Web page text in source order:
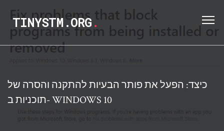
TINYSTM.ORG.
כיצד: הפעל את פותר הבעיות להתקנה והסרה של
תוכניות ב- WINDOWS 10